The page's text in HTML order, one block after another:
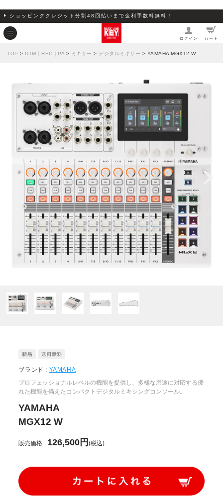
ショッピングクレジット分割48回払いまで金利手数料無料！
ログイン カート
TOP > DTM｜REC｜PA > ミキサー > デジタルミキサー > YAMAHA MGX12 W
ブランド : YAMAHA
プロフェッショナルレベルの機能を提供し、多様な用途に対応する優
れた機能を備えたコンパクトデジタルミキシングコンソール。
YAMAHA
MGX12 W
販売価格 126,500円(税込)